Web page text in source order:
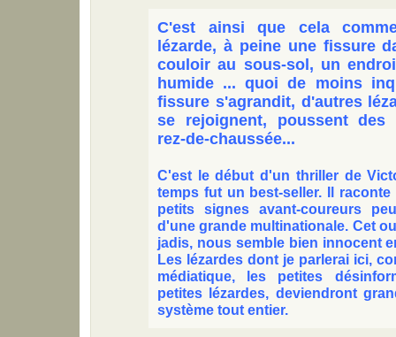
C'est ainsi que cela
lézarde, à peine une fissure
couloir au sous-sol, un
humide ... quoi de moins
fissure s'agrandit, d'autres
se rejoignent, poussent des
rez-de-chaussée...
C'est le début d'un thriller de
temps fut un best-seller. Il
petits signes avant-coureurs
d'une grande multinationale. Cet
jadis, nous semble bien innocent
Les lézardes dont je parlerai ici,
médiatique, les petites
petites lézardes, deviendront
système tout entier.